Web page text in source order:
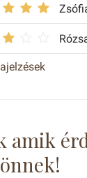
amik